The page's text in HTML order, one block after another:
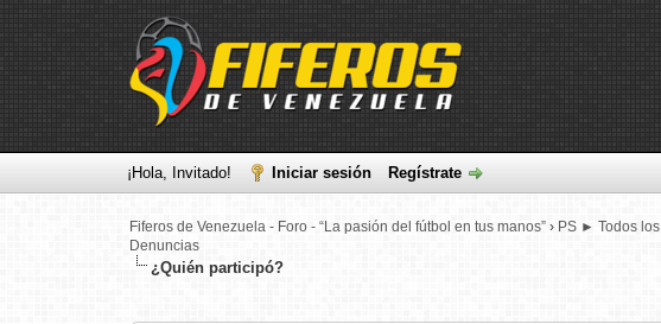
¡Hola, Invitado! Iniciar sesión Regístrate
Fiferos de Venezuela - Foro - “La pasión del fútbol en tus manos” › PS ► Todos
Denuncias
¿Quién participó?